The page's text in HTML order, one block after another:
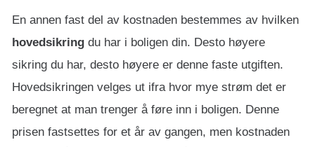
En annen fast del av kostnaden bestemmes av hvilken
hovedsikring du har i boligen din. Desto høyere
sikring du har, desto høyere er denne faste utgiften.
Hovedsikringen velges ut ifra hvor mye strøm det er
beregnet at man trenger å føre inn i boligen. Denne
prisen fastsettes for et år av gangen, men kostnaden